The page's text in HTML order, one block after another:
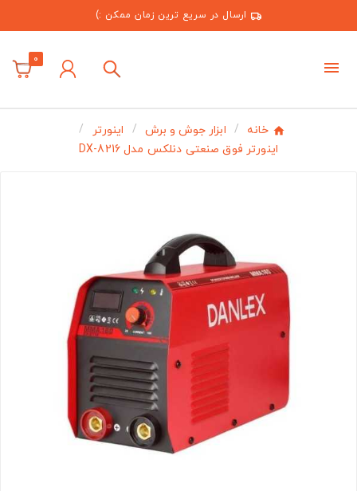
ارسال در سریع ترین زمان ممکن :)
0
خانه ابزار جوش و برش
اینورتر
اینورتر فوق صنعتی دنلکس مدل DX-8216